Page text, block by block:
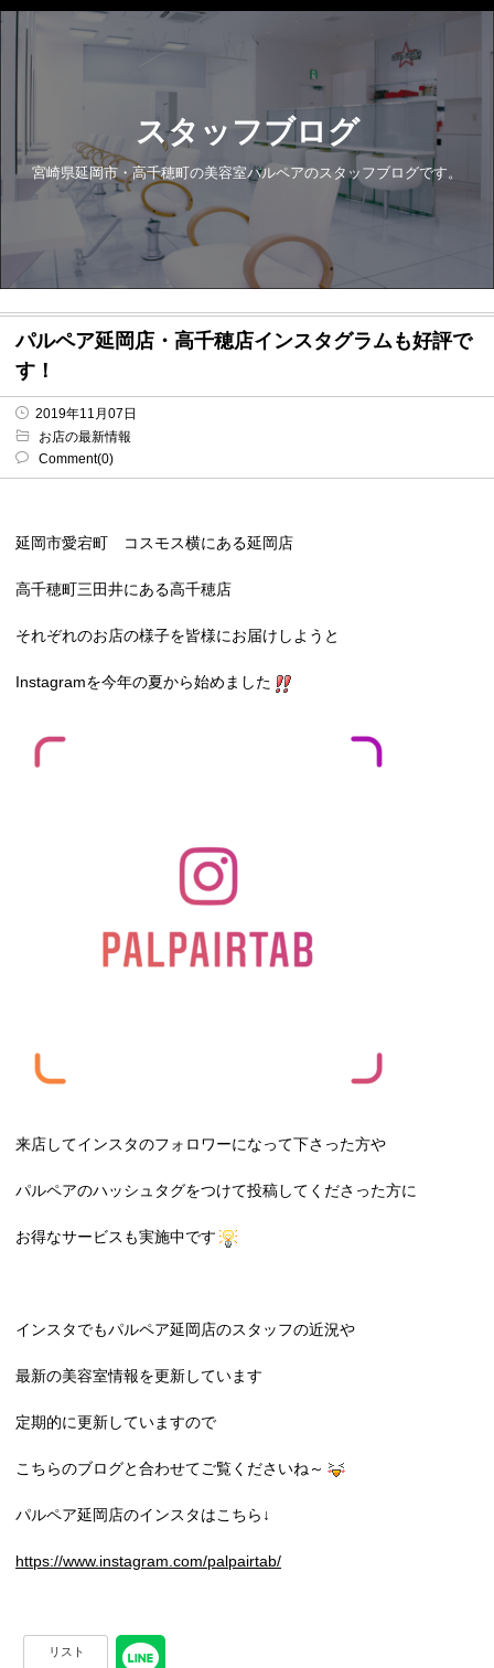
スタッフブログ
宮崎県延岡市・高千穂町の美容室パルペアのスタッフブログです。
パルペア延岡店・高千穂店インスタグラムも好評で
す！
2019年11月07日
お店の最新情報
Comment(0)
延岡市愛宕町 コスモス横にある延岡店
高千穂町三田井にある高千穂店
それぞれのお店の様子を皆様にお届けしようと
Instagramを今年の夏から始めました
来店してインスタのフォロワーになって下さった方や
パルペアのハッシュタグをつけて投稿してくださった方に
お得なサービスも実施中です
インスタでもパルペア延岡店のスタッフの近況や
最新の美容室情報を更新しています
定期的に更新していますので
こちらのブログと合わせてご覧くださいね～
パルペア延岡店のインスタはこちら↓
https://www.instagram.com/palpairtab/
リスト